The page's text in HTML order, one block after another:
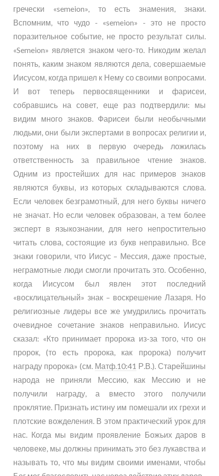
гречески «semeion», то есть знамения, знаки.
Вспомним, что чудо - «semeion» - это не просто
поразительное событие, не просто результат силы.
«Semeion» является знаком чего-то. Никодим желал
понять, каким знаком являются дела, совершаемые
Иисусом, когда пришел к Нему со своими вопросами.
И вот теперь первосвященники и фарисеи,
собравшись на совет, еще раз подтвердили: мы
видим много знаков. Фарисеи были необычными
людьми, они были экспертами в вопросах религии и,
поэтому на них в первую очередь ложилась
ответственность за правильное чтение знаков.
Одним из простейших для нас примеров знаков
являются буквы, из которых складываются слова.
Если человек безграмотный, для него буквы ничего
не значат. Но если человек образован, а тем более
эксперт в языкознании, для него непростительно
читать слова, состоящие из букв неправильно. Все
знаки говорили, что Иисус – Мессия, даже простые,
неграмотные люди смогли прочитать это. Особенно,
когда Иисусом был явлен этот последний
«восклицательный» знак – воскрешение Лазаря. Но
религиозные лидеры все же умудрились прочитать
очевидное сочетание знаков неправильно. Иисус
сказал: «Кто принимает пророка из-за того, что он
пророк, (то есть пророка, как пророка) получит
награду пророка» (см. Матф.10:41 Р.В.). Старейшины
народа не приняли Мессию, как Мессию и не
получили награду, а вместо этого получили
проклятие. Признать истину им помешали их грехи и
плотские вожделения. В этом практический урок для
нас. Когда мы видим проявление Божьих даров в
человеке, мы должны принимать это без лукавства и
называть то, что мы видим своими именами, чтобы